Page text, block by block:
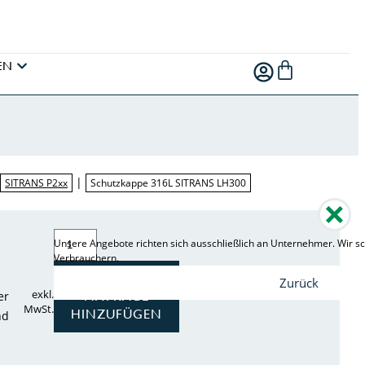
SITRANS P2xx | Schutzkappe 316L SITRANS LH300
exkl.
MwSt.
ANFRAGE
HINZUFÜGEN
Unsere Angebote richten sich ausschließlich an Unternehmer. Wir
Verbrauchern.
Zurück